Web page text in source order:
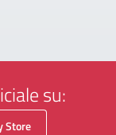
su:
Store